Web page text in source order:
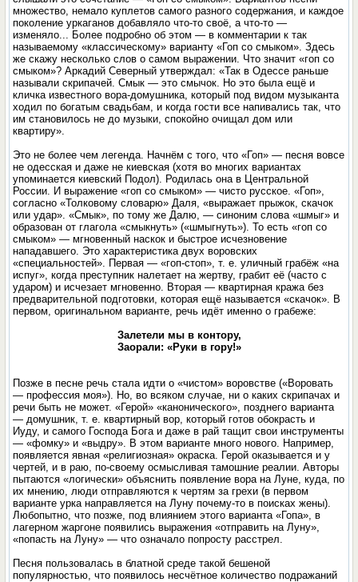
множество, немало куплетов самого разного содержания, и каждое
поколение уркаганов добавляло что-то своё, а что-то —
изменяло... Более подробно об этом — в комментарии к так
называемому «классическому» варианту «Гоп со смыком». Здесь
же скажу несколько слов о самом выражении. Что значит «гоп со
смыком»? Аркадий Северный утверждал: «Так в Одессе раньше
называли скрипачей. Смык — это смычок. Но это была ещё и
кличка известного вора-домушника, который под видом музыканта
ходил по богатым свадьбам, и когда гости все напивались так, что
им становилось не до музыки, спокойно очищал дом или
квартиру».
Это не более чем легенда. Начнём с того, что «Гоп» — песня вовсе
не одесская и даже не киевская (хотя во многих вариантах
упоминается киевский Подол). Родилась она в Центральной
России. И выражение «гоп со смыком» — чисто русское. «Гоп»,
согласно «Толковому словарю» Даля, «выражает прыжок, скачок
или удар». «Смык», по тому же Далю, — синоним слова «шмыг» и
образован от глагола «смыкнуть» («шмыгнуть»). То есть «гоп со
смыком» — мгновенный наскок и быстрое исчезновение
нападавшего. Это характеристика двух воровских
«специальностей». Первая — «гоп-стоп», т. е. уличный грабёж «на
испуг», когда преступник налетает на жертву, грабит её (часто с
ударом) и исчезает мгновенно. Вторая — квартирная кража без
предварительной подготовки, которая ещё называется «скачок». В
первом, оригинальном варианте, речь идёт именно о грабеже:
Залетели мы в контору,
Заорали: «Руки в гору!»
Позже в песне речь стала идти о «чистом» воровстве («Воровать
— профессия моя»). Но, во всяком случае, ни о каких скрипачах и
речи быть не может. «Герой» «канонического», позднего варианта
— домушник, т. е. квартирный вор, который готов обокрасть и
Иуду, и самого Господа Бога и даже в рай тащит свои инструменты
— «фомку» и «выдру». В этом варианте много нового. Например,
появляется явная «религиозная» окраска. Герой оказывается и у
чертей, и в раю, по-своему осмысливая тамошние реалии. Авторы
пытаются «логически» объяснить появление вора на Луне, куда, по
их мнению, люди отправляются к чертям за грехи (в первом
варианте урка направляется на Луну почему-то в поисках жены).
Любопытно, что позже, под влиянием этого варианта «Гопа», в
лагерном жаргоне появились выражения «отправить на Луну»,
«попасть на Луну» — что означало попросту расстрел.
Песня пользовалась в блатной среде такой бешеной
популярностью, что появилось несчётное количество подражаний